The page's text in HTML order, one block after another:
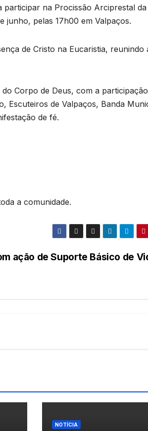
participar na Procissão Arciprestal da
junho, pelas 17h00 em Valpaços.
de Cristo na Eucaristia, reunindo
Corpo de Deus, com a
Escuteiros de Valpaços, Banda
de fé.
a comunidade.
ação de Suporte Básico de
NOTÍCIA